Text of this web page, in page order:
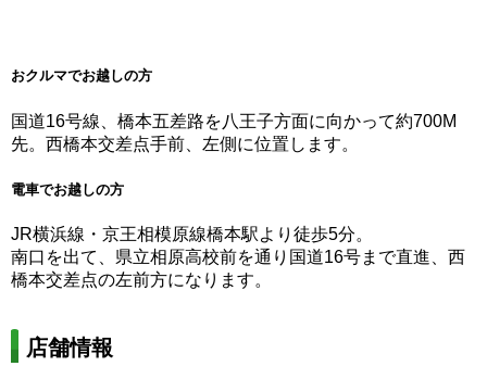
おクルマでお越しの方
国道16号線、橋本五差路を八王子方面に向かって約700M
先。西橋本交差点手前、左側に位置します。
電車でお越しの方
JR横浜線・京王相模原線橋本駅より徒歩5分。
南口を出て、県立相原高校前を通り国道16号まで直進、西
橋本交差点の左前方になります。
店舗情報